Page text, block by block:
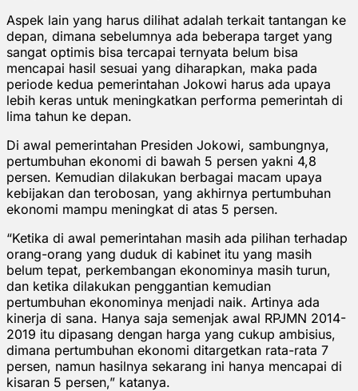
Aspek lain yang harus dilihat adalah terkait tantangan ke
depan, dimana sebelumnya ada beberapa target yang
sangat optimis bisa tercapai ternyata belum bisa
mencapai hasil sesuai yang diharapkan, maka pada
periode kedua pemerintahan Jokowi harus ada upaya
lebih keras untuk meningkatkan performa pemerintah di
lima tahun ke depan.
Di awal pemerintahan Presiden Jokowi, sambungnya,
pertumbuhan ekonomi di bawah 5 persen yakni 4,8
persen. Kemudian dilakukan berbagai macam upaya
kebijakan dan terobosan, yang akhirnya pertumbuhan
ekonomi mampu meningkat di atas 5 persen.
“Ketika di awal pemerintahan masih ada pilihan terhadap
orang-orang yang duduk di kabinet itu yang masih
belum tepat, perkembangan ekonominya masih turun,
dan ketika dilakukan penggantian kemudian
pertumbuhan ekonominya menjadi naik. Artinya ada
kinerja di sana. Hanya saja semenjak awal RPJMN 2014-
2019 itu dipasang dengan harga yang cukup ambisius,
dimana pertumbuhan ekonomi ditargetkan rata-rata 7
persen, namun hasilnya sekarang ini hanya mencapai di
kisaran 5 persen,” katanya.